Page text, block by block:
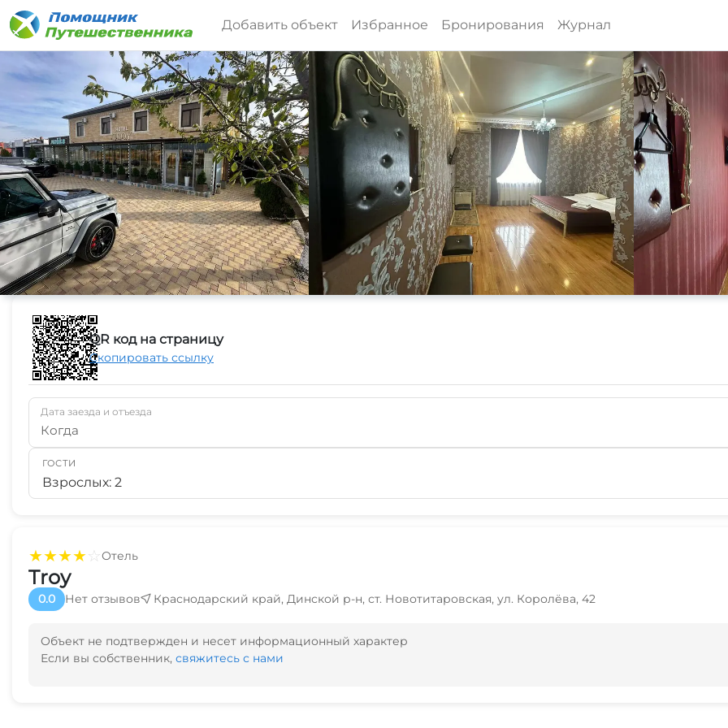
Добавить объект Избранное Бронирования Журнал
★★★★☆Отель
Troy
0.0 Нет отзывов Краснодарский край, Динской р-н, ст. Новотитаровская, ул. Королёва, 42
Объект не подтвержден и несет информационный характер
Если вы собственник, свяжитесь с нами
QR код на страницу
Скопировать ссылку
Дата заезда и отъезда
Когда
ГОСТИ
Взрослых: 2